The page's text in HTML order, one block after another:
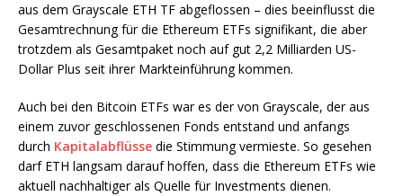
aus dem Grayscale ETH TF abgeflossen – dies beeinflusst die
Gesamtrechnung für die Ethereum ETFs signifikant, die aber
trotzdem als Gesamtpaket noch auf gut 2,2 Milliarden US-
Dollar Plus seit ihrer Markteinführung kommen.
Auch bei den Bitcoin ETFs war es der von Grayscale, der aus
einem zuvor geschlossenen Fonds entstand und anfangs
durch Kapitalabflüsse die Stimmung vermieste. So gesehen
darf ETH langsam darauf hoffen, dass die Ethereum ETFs wie
aktuell nachhaltiger als Quelle für Investments dienen.